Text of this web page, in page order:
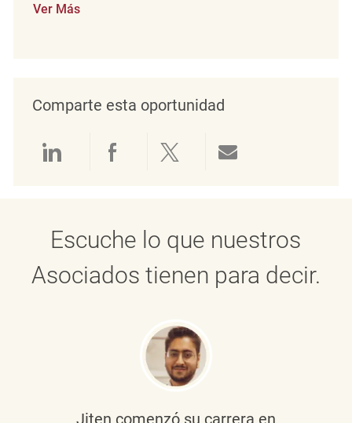
Ver Más
Comparte esta oportunidad
Compartir a través de LinkedIn
Compartir a través de
Compartir a través
Escuche lo que nuestros
Asociados tienen para decir.
Jiten comenzó su carrera en